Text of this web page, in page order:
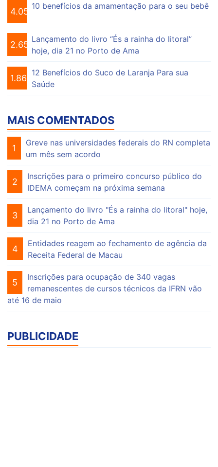
4.056
10 benefícios da amamentação para o seu bebê
2.653
Lançamento do livro “És a rainha do litoral”
hoje, dia 21 no Porto de Ama
1.864
12 Benefícios do Suco de Laranja Para sua
Saúde
MAIS COMENTADOS
1
Greve nas universidades federais do RN completa
um mês sem acordo
2
Inscrições para o primeiro concurso público do
IDEMA começam na próxima semana
3
Lançamento do livro "És a rainha do litoral" hoje,
dia 21 no Porto de Ama
4
Entidades reagem ao fechamento de agência da
Receita Federal de Macau
5
Inscrições para ocupação de 340 vagas
remanescentes de cursos técnicos da IFRN vão
até 16 de maio
PUBLICIDADE